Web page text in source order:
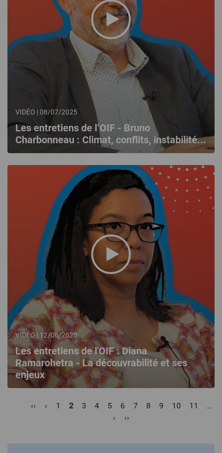
VIDÉO | 08/07/2025
Les entretiens de l’OIF - Bruno
Charbonneau : Climat, conflits, instabilité...
VIDÉO | 12/06/2025
Les entretiens de l'OIF : Diana
Ramarohetra - La découvrabilité et ses
enjeux
Pagination
Première
‹‹
Page
‹ Page
1
Page
2 Page
3 Page
4 Page
5 Page
6 Page
7 Page
8 Page
9 Page
10 Page
11 …
Page
›
Dernière
››